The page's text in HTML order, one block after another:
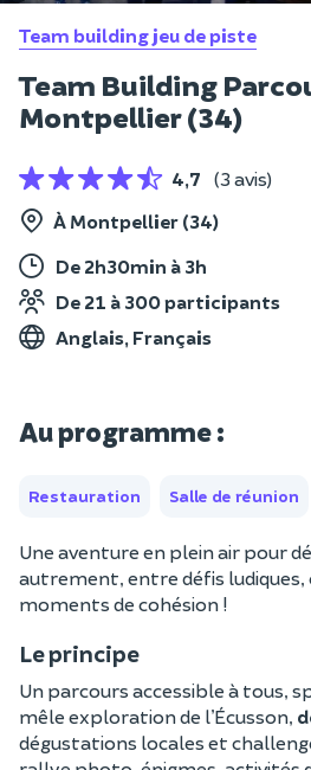
Team building jeu de piste
Team Building
Montpellier (34)
4,7
(3 avis)
À Montpellier (34)
De 2h30min à 3h
De 21 à 300 participants
Anglais, Français
Au programme :
Restauration Salle de réunion
Une aventure en plein air pour
autrement, entre défis
moments de cohésion !
Le principe
Un parcours accessible à tous,
mêle exploration de l’Écusson,
dégustations locales et